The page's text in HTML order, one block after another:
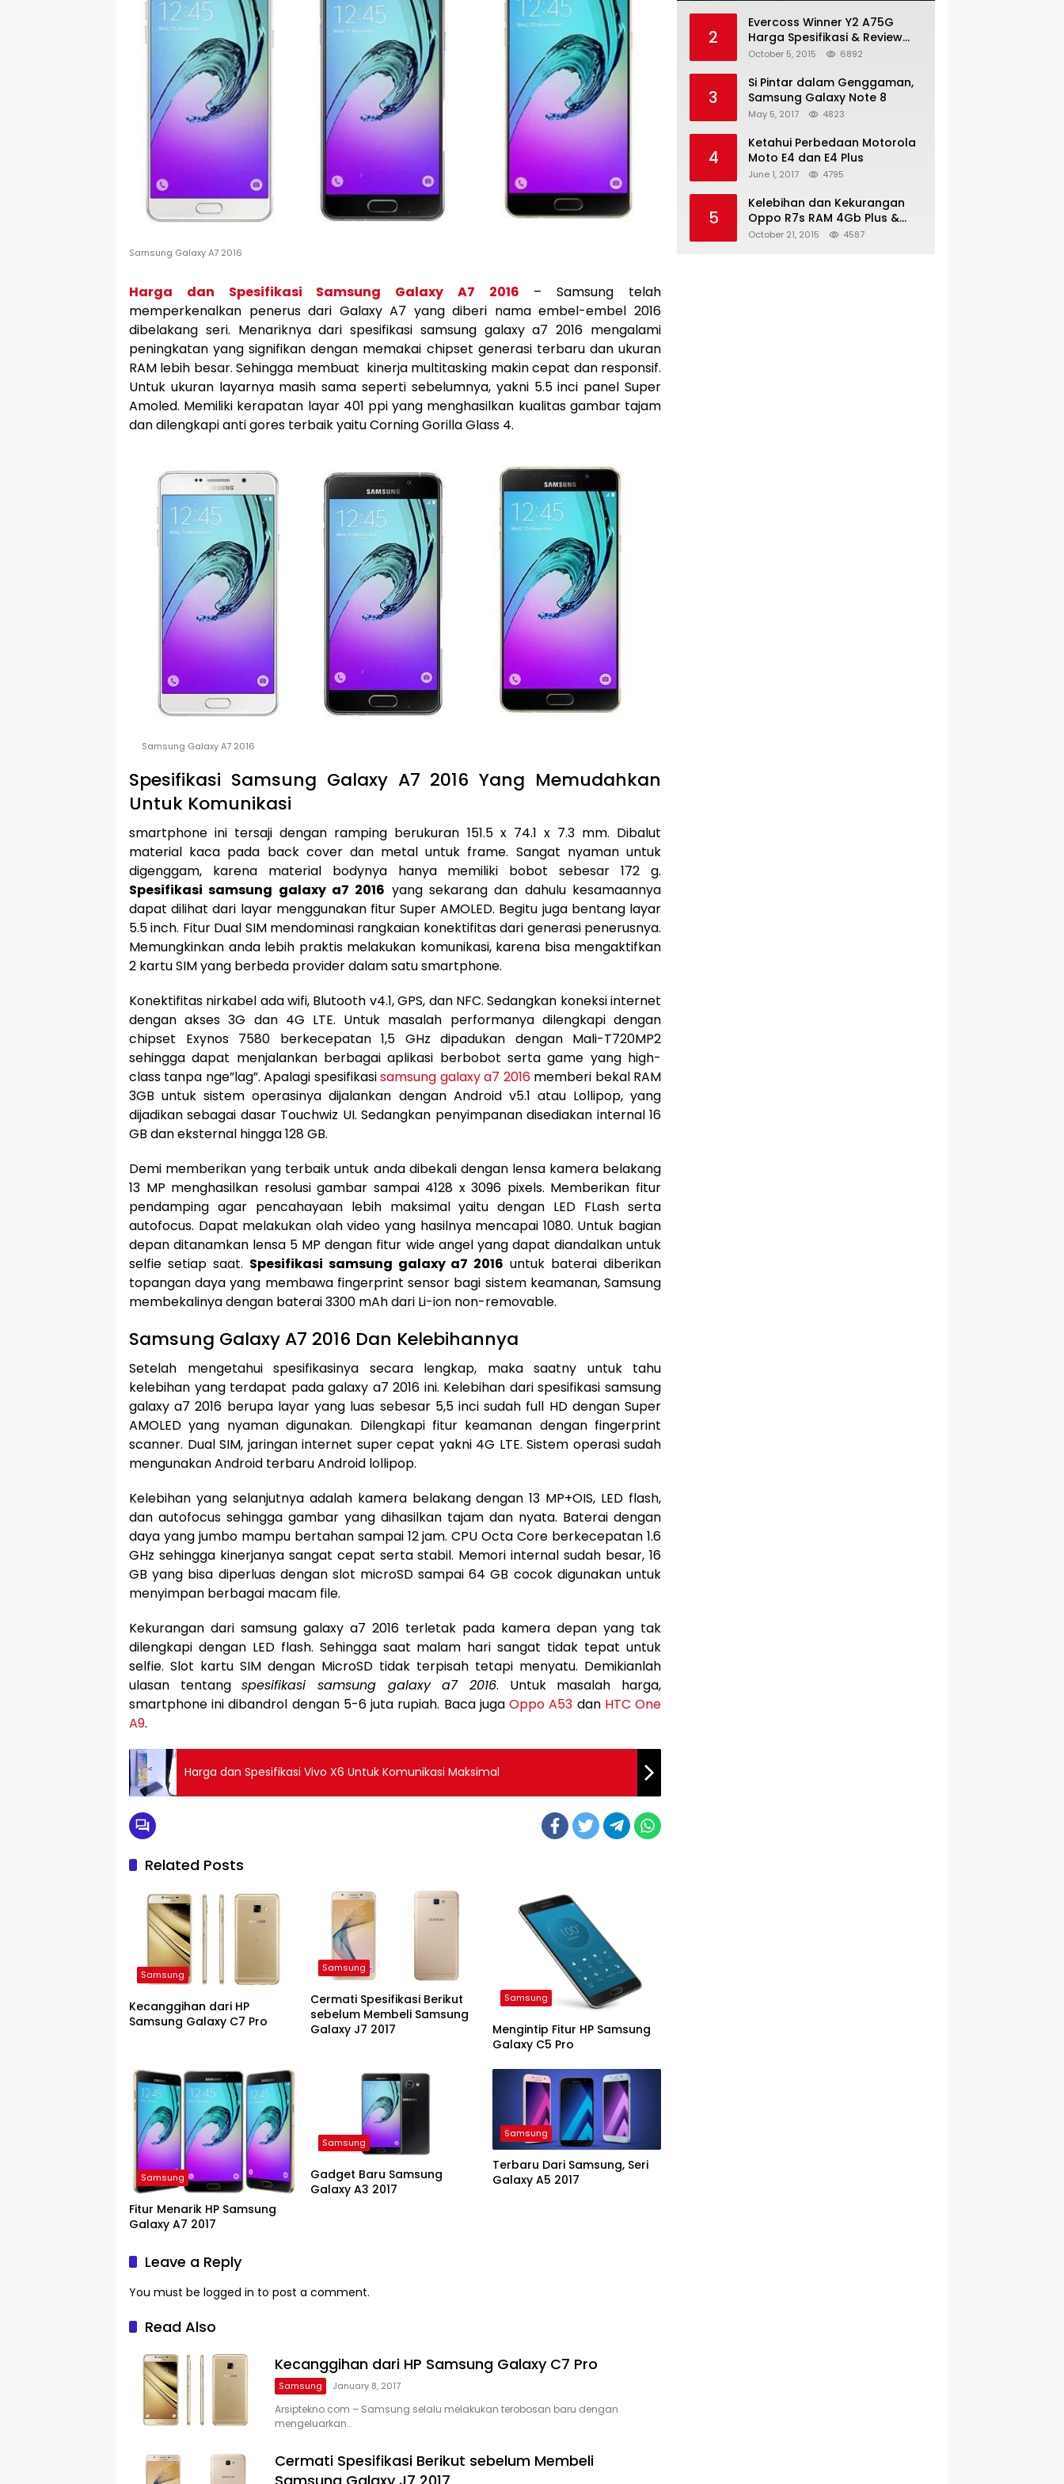
Samsung Galaxy A7 2016
Harga dan Spesifikasi Samsung Galaxy A7 2016 – Samsung telah
memperkenalkan penerus dari Galaxy A7 yang diberi nama embel-embel 2016
dibelakang seri. Menariknya dari spesifikasi samsung galaxy a7 2016 mengalami
peningkatan yang signifikan dengan memakai chipset generasi terbaru dan ukuran
RAM lebih besar. Sehingga membuat kinerja multitasking makin cepat dan responsif.
Untuk ukuran layarnya masih sama seperti sebelumnya, yakni 5.5 inci panel Super
Amoled. Memiliki kerapatan layar 401 ppi yang menghasilkan kualitas gambar tajam
dan dilengkapi anti gores terbaik yaitu Corning Gorilla Glass 4.
Samsung Galaxy A7 2016
Spesifikasi Samsung Galaxy A7 2016 Yang Memudahkan
Untuk Komunikasi
smartphone ini tersaji dengan ramping berukuran 151.5 x 74.1 x 7.3 mm. Dibalut
material kaca pada back cover dan metal untuk frame. Sangat nyaman untuk
digenggam, karena material bodynya hanya memiliki bobot sebesar 172 g.
Spesifikasi samsung galaxy a7 2016 yang sekarang dan dahulu kesamaannya
dapat dilihat dari layar menggunakan fitur Super AMOLED. Begitu juga bentang layar
5.5 inch. Fitur Dual SIM mendominasi rangkaian konektifitas dari generasi penerusnya.
Memungkinkan anda lebih praktis melakukan komunikasi, karena bisa mengaktifkan
2 kartu SIM yang berbeda provider dalam satu smartphone.
Konektifitas nirkabel ada wifi, Blutooth v4.1, GPS, dan NFC. Sedangkan koneksi internet
dengan akses 3G dan 4G LTE. Untuk masalah performanya dilengkapi dengan
chipset Exynos 7580 berkecepatan 1,5 GHz dipadukan dengan Mali-T720MP2
sehingga dapat menjalankan berbagai aplikasi berbobot serta game yang high-
class tanpa nge”lag”. Apalagi spesifikasisamsung galaxy a7 2016memberi bekal RAM
3GB untuk sistem operasinya dijalankan dengan Android v5.1 atau Lollipop, yang
dijadikan sebagai dasar Touchwiz UI. Sedangkan penyimpanan disediakan internal 16
GB dan eksternal hingga 128 GB.
Demi memberikan yang terbaik untuk anda dibekali dengan lensa kamera belakang
13 MP menghasilkan resolusi gambar sampai 4128 x 3096 pixels. Memberikan fitur
pendamping agar pencahayaan lebih maksimal yaitu dengan LED FLash serta
autofocus. Dapat melakukan olah video yang hasilnya mencapai 1080. Untuk bagian
depan ditanamkan lensa 5 MP dengan fitur wide angel yang dapat diandalkan untuk
selfie setiap saat. Spesifikasi samsung galaxy a7 2016 untuk baterai diberikan
topangan daya yang membawa fingerprint sensor bagi sistem keamanan, Samsung
membekalinya dengan baterai 3300 mAh dari Li-ion non-removable.
Samsung Galaxy A7 2016 Dan Kelebihannya
Setelah mengetahui spesifikasinya secara lengkap, maka saatny untuk tahu
kelebihan yang terdapat pada galaxy a7 2016 ini. Kelebihan dari spesifikasi samsung
galaxy a7 2016 berupa layar yang luas sebesar 5,5 inci sudah full HD dengan Super
AMOLED yang nyaman digunakan. Dilengkapi fitur keamanan dengan fingerprint
scanner. Dual SIM, jaringan internet super cepat yakni 4G LTE. Sistem operasi sudah
mengunakan Android terbaru Android lollipop.
Kelebihan yang selanjutnya adalah kamera belakang dengan 13 MP+OIS, LED flash,
dan autofocus sehingga gambar yang dihasilkan tajam dan nyata. Baterai dengan
daya yang jumbo mampu bertahan sampai 12 jam. CPU Octa Core berkecepatan 1.6
GHz sehingga kinerjanya sangat cepat serta stabil. Memori internal sudah besar, 16
GB yang bisa diperluas dengan slot microSD sampai 64 GB cocok digunakan untuk
menyimpan berbagai macam file.
Kekurangan dari samsung galaxy a7 2016 terletak pada kamera depan yang tak
dilengkapi dengan LED flash. Sehingga saat malam hari sangat tidak tepat untuk
selfie. Slot kartu SIM dengan MicroSD tidak terpisah tetapi menyatu. Demikianlah
ulasan tentangspesifikasi samsung galaxy a7 2016. Untuk masalah harga,
smartphone ini dibandrol dengan 5-6 juta rupiah. Baca jugaOppo A53 dan HTC One
A9.
Harga dan Spesifikasi Vivo X6 Untuk Komunikasi Maksimal
Related Posts
Samsung
Kecanggihan dari HP
Samsung Galaxy C7 Pro
Samsung
Cermati Spesifikasi Berikut
sebelum Membeli Samsung
Galaxy J7 2017
Samsung
Mengintip Fitur HP Samsung
Galaxy C5 Pro
Samsung
Fitur Menarik HP Samsung
Galaxy A7 2017
Samsung
Gadget Baru Samsung
Galaxy A3 2017
Samsung
Terbaru Dari Samsung, Seri
Galaxy A5 2017
Leave a Reply
You must be logged in to post a comment.
Read Also
Kecanggihan dari HP Samsung Galaxy C7 Pro
Samsung January 8, 2017
Arsiptekno.com – Samsung selalu melakukan terobosan baru dengan
mengeluarkan…
Cermati Spesifikasi Berikut sebelum Membeli
2
Evercoss Winner Y2 A75G
Harga Spesifikasi & Review
Lengkap
October 5, 2015 6892
3
Si Pintar dalam Genggaman,
Samsung Galaxy Note 8
May 5, 2017 4823
4
Ketahui Perbedaan Motorola
Moto E4 dan E4 Plus
June 1, 2017 4795
5
Kelebihan dan Kekurangan
Oppo R7s RAM 4Gb Plus &
Minus
October 21, 2015 4587